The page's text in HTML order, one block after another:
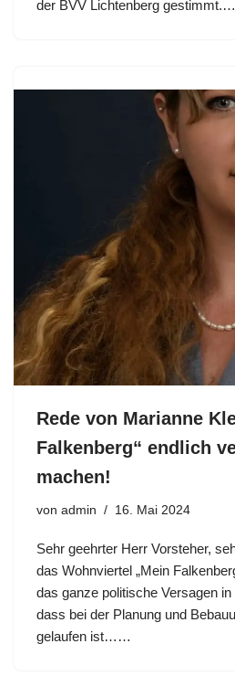
der BVV Lichtenberg gestimmt.…
Rede von Marianne
Falkenberg“ endlich
machen!
von admin 16. Mai 2024
Sehr geehrter Herr Vorsteher,
das Wohnviertel „Mein
das ganze politische Versagen
dass bei der Planung und
gelaufen ist……